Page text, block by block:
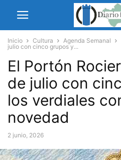
Inicio Cultura Agenda Semanal
julio con cinco grupos y...
El Portón
de julio con
los verdiales
novedad
2 junio, 2026